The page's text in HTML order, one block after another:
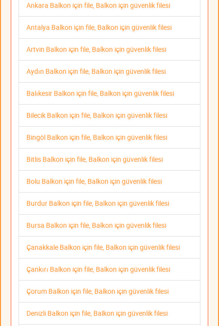
Ankara Balkon için file, Balkon için güvenlik filesi
Antalya Balkon için file, Balkon için güvenlik filesi
Artvin Balkon için file, Balkon için güvenlik filesi
Aydın Balkon için file, Balkon için güvenlik filesi
Balıkesir Balkon için file, Balkon için güvenlik filesi
Bilecik Balkon için file, Balkon için güvenlik filesi
Bingöl Balkon için file, Balkon için güvenlik filesi
Bitlis Balkon için file, Balkon için güvenlik filesi
Bolu Balkon için file, Balkon için güvenlik filesi
Burdur Balkon için file, Balkon için güvenlik filesi
Bursa Balkon için file, Balkon için güvenlik filesi
Çanakkale Balkon için file, Balkon için güvenlik filesi
Çankırı Balkon için file, Balkon için güvenlik filesi
Çorum Balkon için file, Balkon için güvenlik filesi
Denizli Balkon için file, Balkon için güvenlik filesi